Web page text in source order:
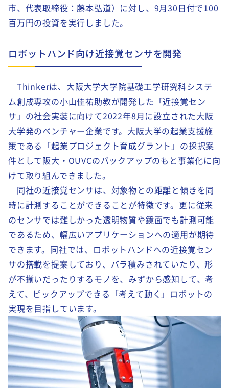
市、代表取締役：藤本弘道）に対し、9月30日付で100
百万円の投資を実行しました。
ロボットハンド向け近接覚センサを開発
Thinkerは、大阪大学大学院基礎工学研究科システ
ム創成専攻の小山佳祐助教が開発した「近接覚セン
サ」の社会実装に向けて2022年8月に設立された大阪
大学発のベンチャー企業です。大阪大学の起業支援施
策である「起業プロジェクト育成グラント」の採択案
件として阪大・OUVCのバックアップのもと事業化に向
けて取り組んできました。
同社の近接覚センサは、対象物との距離と傾きを同
時に計測することができることが特徴です。更に従来
のセンサでは難しかった透明物質や鏡面でも計測可能
であるため、幅広いアプリケーションへの適用が期待
できます。同社では、ロボットハンドへの近接覚セン
サの搭載を提案しており、バラ積みされていたり、形
が不揃いだったりするモノを、みずから感知して、考
えて、ピックアップできる「考えて動く」ロボットの
実現を目指しています。